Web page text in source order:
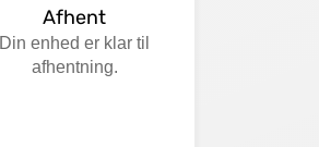
Afhent
Din enhed er klar til
afhentning.